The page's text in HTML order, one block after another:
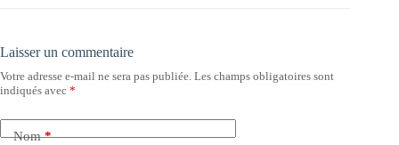
Laisser un commentaire
Votre adresse e-mail ne sera pas publiée. Les champs obligatoires sont
indiqués avec *
Nom*